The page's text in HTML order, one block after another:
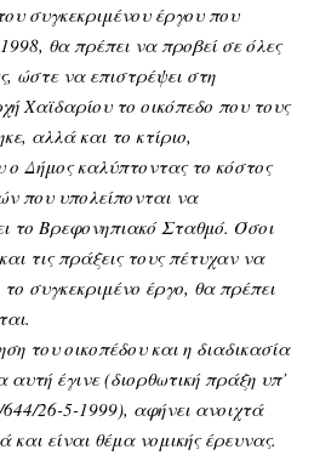
συγκεκριμένου έργου που
θα πρέπει να προβεί σε όλες
ώστε να επιστρέψει στη
Χαϊδαρίου το οικόπεδο που τους
αλλά και το κτίριο,
ο Δήμος καλύπτοντας το κόστος
που υπολείπονται να
το Βρεφονηπιακό Σταθμό. Όσοι
τις πράξεις τους πέτυχαν να
συγκεκριμένο έργο, θα πρέπει
του οικοπέδου και η διαδικασία
αυτή έγινε (διορθωτική πράξη υπ’
26-5-1999), αφήνει ανοιχτά
και είναι θέμα νομικής έρευνας.